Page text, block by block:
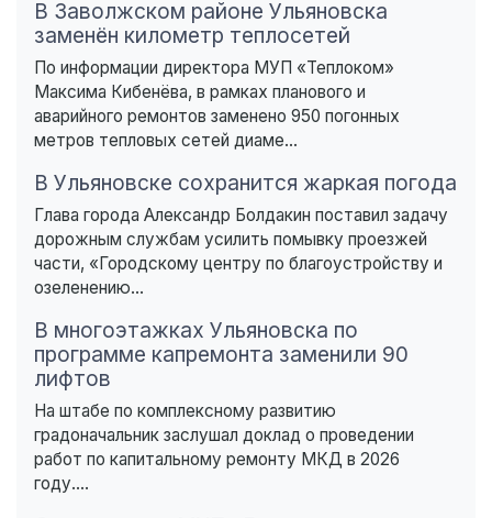
В Заволжском районе Ульяновска
заменён километр теплосетей
По информации директора МУП «Теплоком»
Максима Кибенёва, в рамках планового и
аварийного ремонтов заменено 950 погонных
метров тепловых сетей диаме...
В Ульяновске сохранится жаркая погода
Глава города Александр Болдакин поставил задачу
дорожным службам усилить помывку проезжей
части, «Городскому центру по благоустройству и
озеленению...
В многоэтажках Ульяновска по
программе капремонта заменили 90
лифтов
На штабе по комплексному развитию
градоначальник заслушал доклад о проведении
работ по капитальному ремонту МКД в 2026
году....